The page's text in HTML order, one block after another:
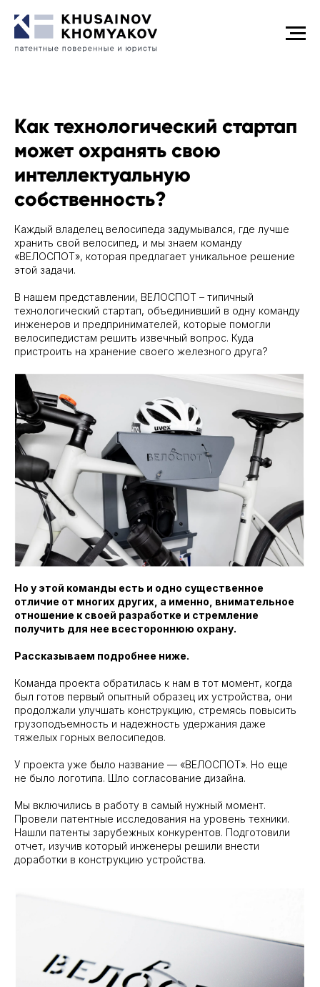
Как технологический стартап
может охранять свою
интеллектуальную
собственность?
Каждый владелец велосипеда задумывался, где лучше
хранить свой велосипед, и мы знаем команду
«ВЕЛОСПОТ», которая предлагает уникальное решение
этой задачи.
В нашем представлении, ВЕЛОСПОТ – типичный
технологический стартап, объединивший в одну команду
инженеров и предпринимателей, которые помогли
велосипедистам решить извечный вопрос. Куда
пристроить на хранение своего железного друга?
Но у этой команды есть и одно существенное
отличие от многих других, а именно, внимательное
отношение к своей разработке и стремление
получить для нее всестороннюю охрану.
Рассказываем подробнее ниже.
Команда проекта обратилась к нам в тот момент, когда
был готов первый опытный образец их устройства, они
продолжали улучшать конструкцию, стремясь повысить
грузоподъемность и надежность удержания даже
тяжелых горных велосипедов.
У проекта уже было название — «ВЕЛОСПОТ». Но еще
не было логотипа. Шло согласование дизайна.
Мы включились в работу в самый нужный момент.
Провели патентные исследования на уровень техники.
Нашли патенты зарубежных конкурентов. Подготовили
отчет, изучив который инженеры решили внести
доработки в конструкцию устройства.